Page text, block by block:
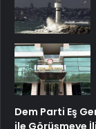
Dem Parti Eş
ile Görüşmeye